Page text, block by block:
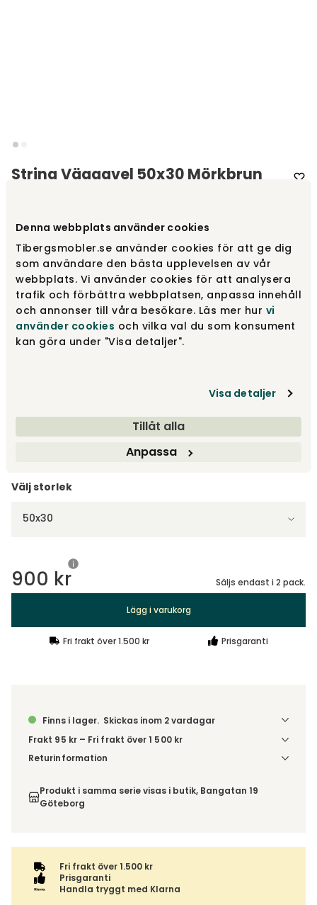
Denna webbplats använder cookies
Tibergsmobler.se använder cookies för att ge dig
som användare den bästa upplevelsen av vår
webbplats. Vi använder cookies för att analysera
trafik och förbättra webbplatsen, anpassa innehåll
och annonser till våra besökare. Läs mer hur vi
använder cookies och vilka val du som konsument
kan göra under "Visa detaljer".
Visa detaljer
Tillåt alla
Anpassa
String Väggavel 50x30 Mörkbrun
Mörkbrun
Mörkbrun
450 kr
Finns i lager
Mörkröd
450 kr
Välj storlek
50x30
900 kr Säljs endast i 2 pack.
Lägg i varukorg
Fri frakt över 1.500 kr Prisgaranti
Finns i lager. Skickas inom 2 vardagar
Frakt 95 kr – Fri frakt över 1 500 kr
Denna vara skickas till ett ombud. Du väljer själv i kassan
varan ihop med andra produkter skickas hela ordern
tillsammans med samma fraktalternativ.
Returinformation
order, enligt distansavtalslagen.
Produkt i samma serie visas i butik, Bangatan 19
Göteborg
Fri frakt över 1.500 kr
Prisgaranti
Handla tryggt med Klarna